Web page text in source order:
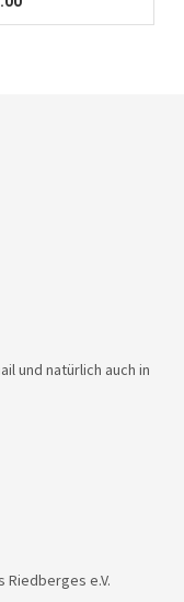
und natürlich auch in
e.V.